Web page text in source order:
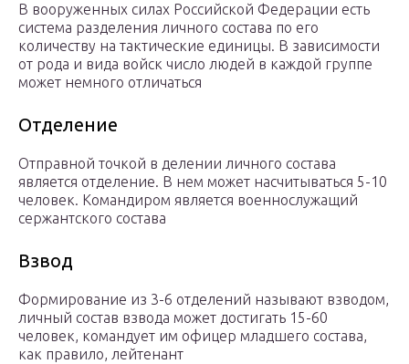
В вооруженных силах Российской Федерации есть
система разделения личного состава по его
количеству на тактические единицы. В зависимости
от рода и вида войск число людей в каждой группе
может немного отличаться
Отделение
Отправной точкой в делении личного состава
является отделение. В нем может насчитываться 5-10
человек. Командиром является военнослужащий
сержантского состава
Взвод
Формирование из 3-6 отделений называют взводом,
личный состав взвода может достигать 15-60
человек, командует им офицер младшего состава,
как правило, лейтенант